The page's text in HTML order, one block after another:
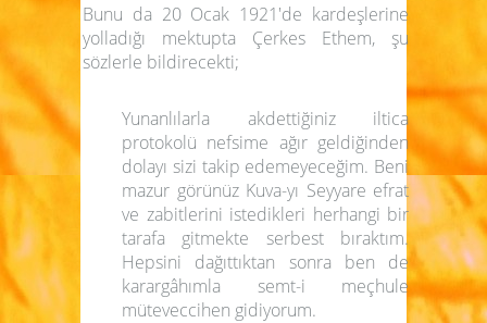
Bunu da 20 Ocak 1921'de kardeşlerine
yolladığı mektupta Çerkes Ethem, şu
sözlerle bildirecekti;
Yunanlılarla akdettiğiniz iltica
protokolü nefsime ağır geldiğinden
dolayı sizi takip edemeyeceğim. Beni
mazur görünüz Kuva-yı Seyyare efrat
ve zabitlerini istedikleri herhangi bir
tarafa gitmekte serbest bıraktım.
Hepsini dağıttıktan sonra ben de
karargâhımla semt-i meçhule
müteveccihen gidiyorum.